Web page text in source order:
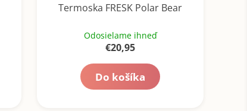
Termoska FRESK Polar Bear
Odosielame ihneď
€20,95
Do košíka